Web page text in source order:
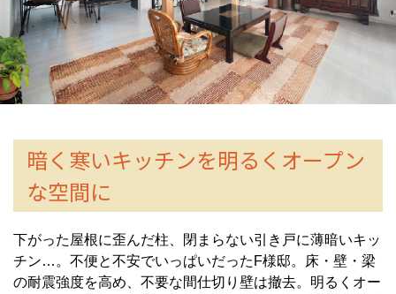
暗く寒いキッチンを明るくオープン
な空間に
下がった屋根に歪んだ柱、閉まらない引き戸に薄暗いキッ
チン…。不便と不安でいっぱいだったF様邸。床・壁・梁
の耐震強度を高め、不要な間仕切り壁は撤去。明るくオー